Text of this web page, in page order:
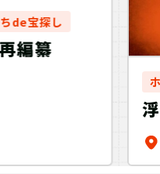
de宝探し
編纂